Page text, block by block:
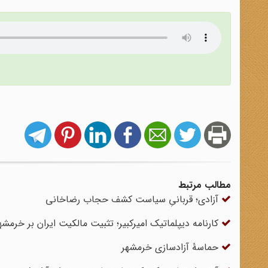
مطالب مرتبط
آزادی؛ قربانیِ سیاست کشف حجاب رضاخانی
کارنامه دیپلماتیک امیرکبیر؛ تثبیت مالکیت ایران بر
حماسۀ آزادسازی خرمشهر